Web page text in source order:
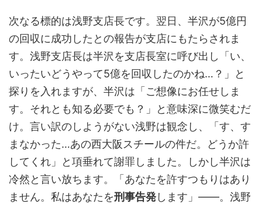
次なる標的は浅野支店長です。翌日、半沢が5億円
の回収に成功したとの報告が支店にもたらされま
す。浅野支店長は半沢を支店長室に呼び出し「い、
いったいどうやって5億を回収したのかね…？」と
探りを入れますが、半沢は「ご想像にお任せしま
す。それとも知る必要でも？」と意味深に微笑むだ
け。言い訳のしようがない浅野は観念し、「す、す
まなかった…あの西大阪スチールの件だ。どうか許
してくれ」と項垂れて謝罪しました。しかし半沢は
冷然と言い放ちます。「あなたを許すつもりはあり
ません。私はあなたを刑事告発します」——。浅野